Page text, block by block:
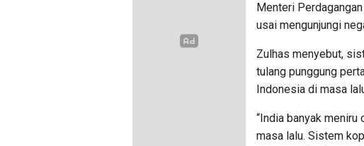
Menteri
usai mengunjungi
Zulhas menyebut,
tulang punggung
Indonesia di masa
“India banyak
masa lalu. Sistem